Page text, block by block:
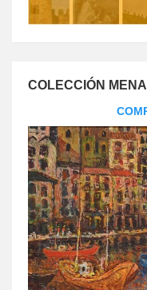
COLECCIÓN